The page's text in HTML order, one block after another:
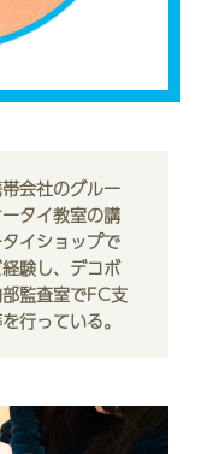
会社のグルー
タイ教室の講
イショップで
験し、デコボ
監査室でFC支
行っている。